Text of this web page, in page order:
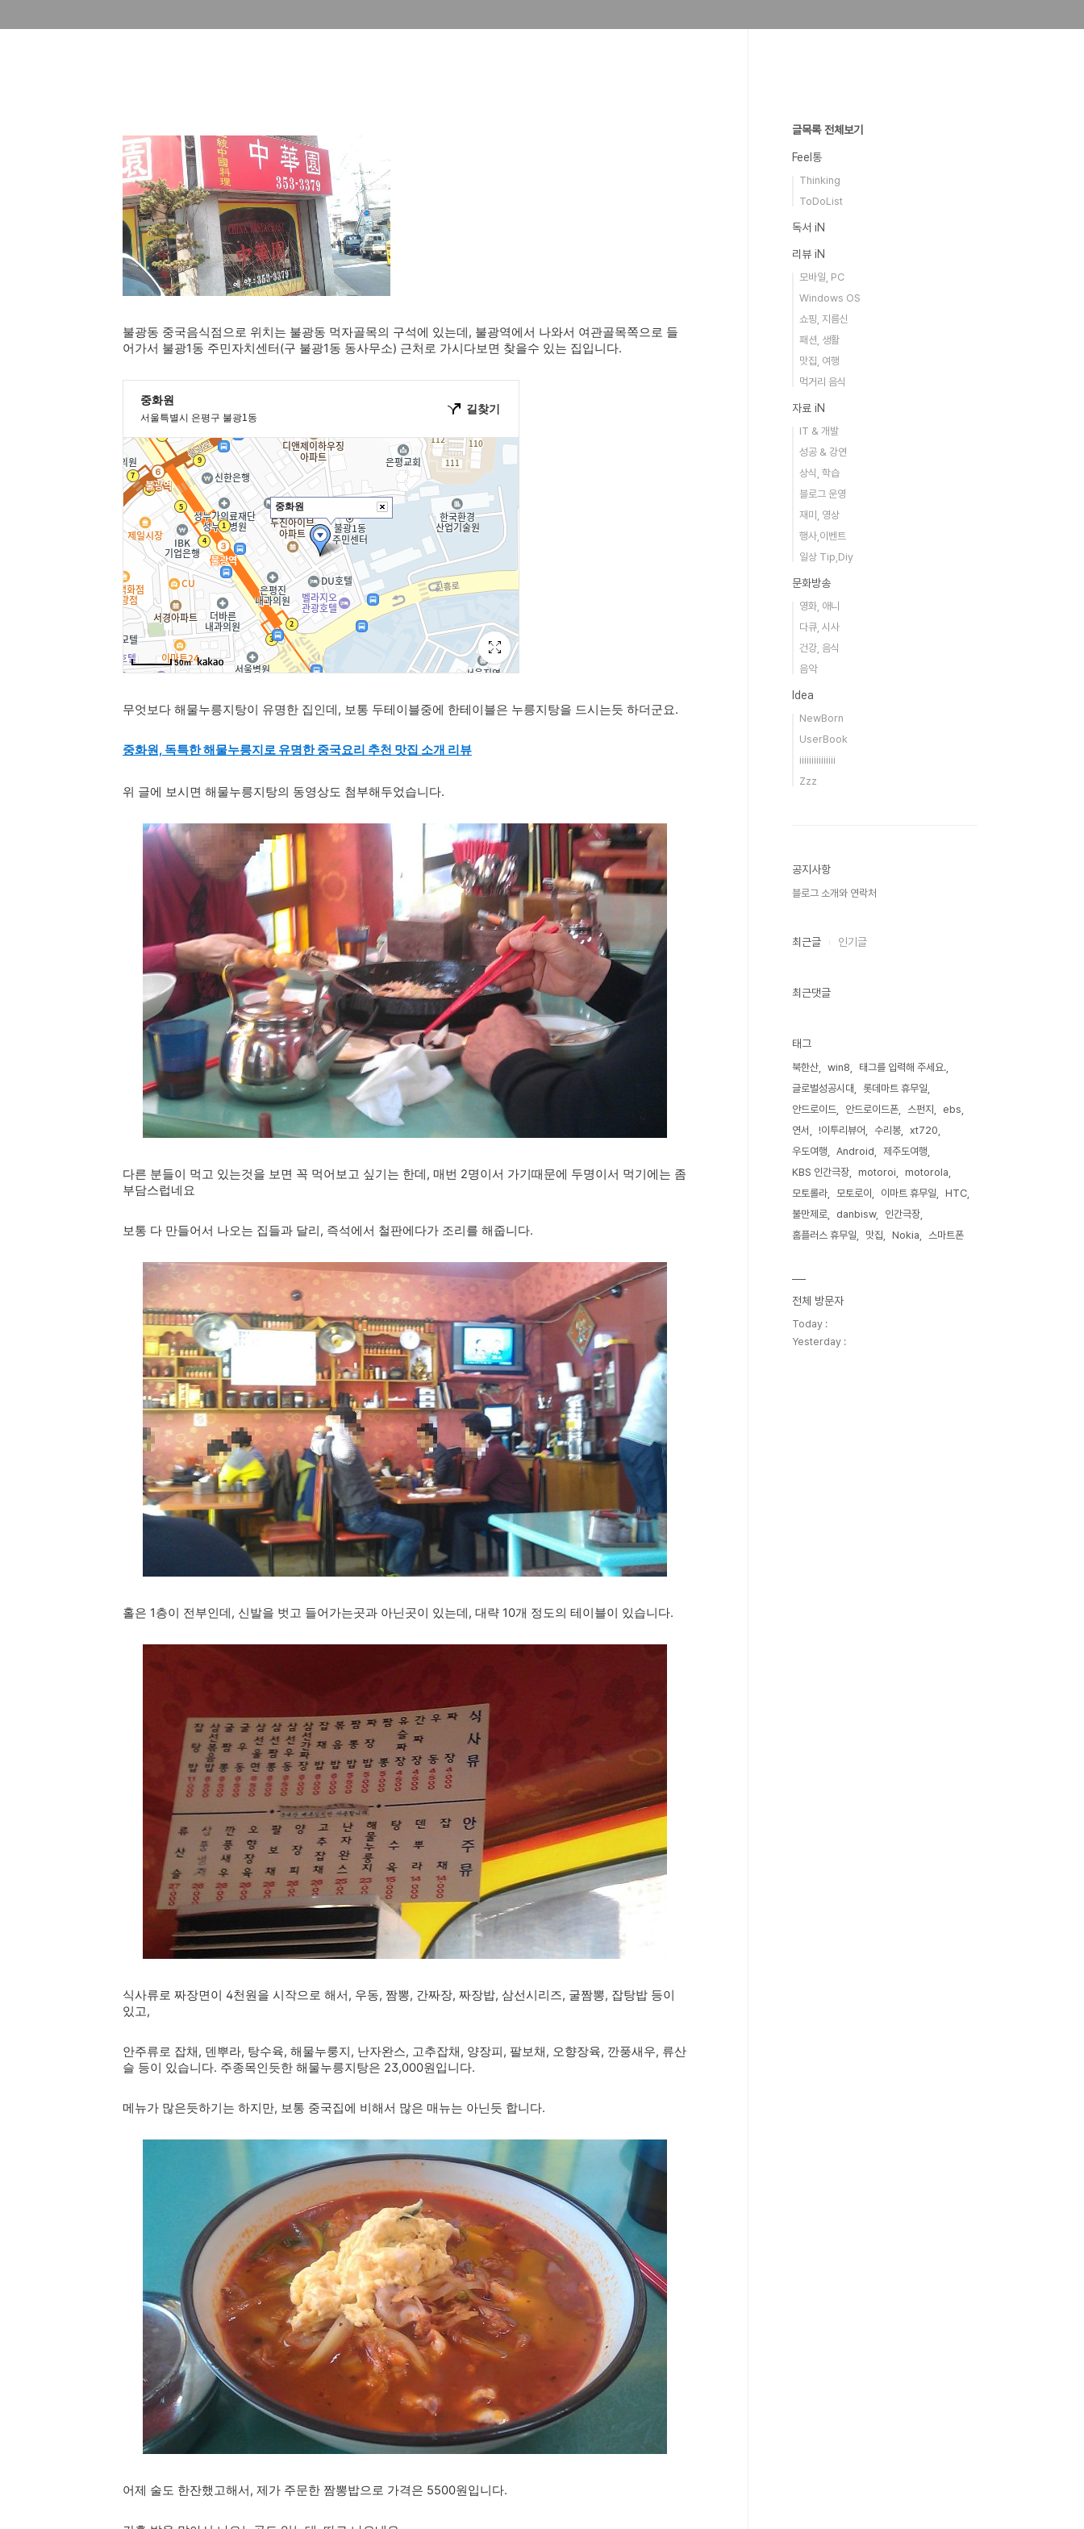
불광동 중국음식점으로 위치는 불광동 먹자골목의 구석에 있는데, 불광역에서 나와서 여관골목쪽으로 들
어가서 불광1동 주민자치센터(구 불광1동 동사무소) 근처로 가시다보면 찾을수 있는 집입니다.
무엇보다 해물누릉지탕이 유명한 집인데, 보통 두테이블중에 한테이블은 누릉지탕을 드시는듯 하더군요.
중화원, 독특한 해물누릉지로 유명한 중국요리 추천 맛집 소개 리뷰
위 글에 보시면 해물누릉지탕의 동영상도 첨부해두었습니다.
다른 분들이 먹고 있는것을 보면 꼭 먹어보고 싶기는 한데, 매번 2명이서 가기때문에 두명이서 먹기에는 좀
부담스럽네요
보통 다 만들어서 나오는 집들과 달리, 즉석에서 철판에다가 조리를 해줍니다.
홀은 1층이 전부인데, 신발을 벗고 들어가는곳과 아닌곳이 있는데, 대략 10개 정도의 테이블이 있습니다.
식사류로 짜장면이 4천원을 시작으로 해서, 우동, 짬뽕, 간짜장, 짜장밥, 삼선시리즈, 굴짬뽕, 잡탕밥 등이
있고,
안주류로 잡채, 덴뿌라, 탕수육, 해물누룽지, 난자완스, 고추잡채, 양장피, 팔보채, 오향장육, 깐풍새우, 류산
슬 등이 있습니다. 주종목인듯한 해물누릉지탕은 23,000원입니다.
메뉴가 많은듯하기는 하지만, 보통 중국집에 비해서 많은 매뉴는 아닌듯 합니다.
어제 술도 한잔했고해서, 제가 주문한 짬뽕밥으로 가격은 5500원입니다.
글목록 전체보기
Feel통
Thinking
ToDoList
독서 iN
리뷰 iN
모바일, PC
Windows OS
쇼핑, 지름신
패션, 생활
맛집, 여행
먹거리 음식
자료 iN
IT & 개발
성공 & 강연
상식, 학습
블로그 운영
재미, 영상
행사,이벤트
일상 Tip,Diy
문화방송
영화, 애니
다큐, 시사
건강, 음식
음악
Idea
NewBorn
UserBook
iiiiiiiiiiiiiii
Zzz
공지사항
블로그 소개와 연락처
최근글 인기글
최근댓글
태그
북한산 win8
태그를 입력해 주세요.
글로벌성공시대
롯데마트 휴무일
안드로이드
안드로이드폰 스펀지
ebs
연서
!이투리뷰어 수리봉
xt720
우도여행
Android
제주도여행
KBS 인간극장
motoroi
motorola
모토롤라
모토로이 이마트 휴무일
HTC
불만제로
danbisw
인간극장
홈플러스 휴무일
맛집 Nokia 스마트폰
전체 방문자
Today :
Yesterday :